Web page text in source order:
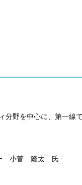
野を中心に、第一線
ー 小菅 隆太 氏